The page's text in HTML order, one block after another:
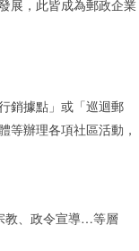
展，此皆成為郵政企業
銷據點」或「巡迴郵
等辦理各項社區活動，
教、政令宣導…等層